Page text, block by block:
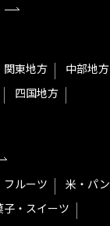
関東地方
中部地方
四国地方
フルーツ
米・パン
子・スイーツ